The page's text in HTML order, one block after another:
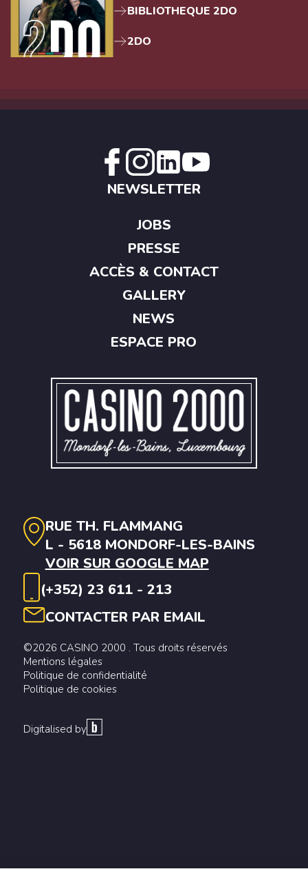
BIBLIOTHEQUE 2DO
2DO
RUE TH. FLAMMANG
L - 5618 MONDORF-LES-BAINS
VOIR SUR GOOGLE MAP
(+352) 23 611 - 213
CONTACTER PAR EMAIL
©2026 CASINO 2000 . Tous droits réservés
Mentions légales
Politique de confidentialité
Politique de cookies
Digitalised by
NEWSLETTER
JOBS
PRESSE
ACCÈS & CONTACT
GALLERY
NEWS
ESPACE PRO